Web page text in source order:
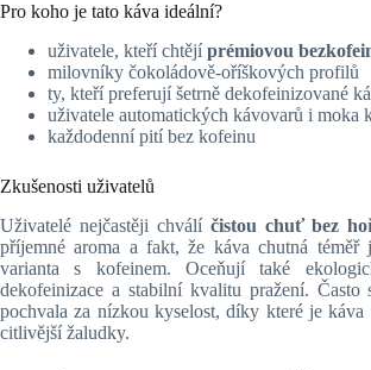
Pro koho je tato káva ideální?
uživatele, kteří chtějíprémiovou
milovníky čokoládově‑oříškových profilů
ty, kteří preferují šetrně dekofeinizované
uživatele automatických kávovarů i moka
každodenní pití bez kofeinu
Zkušenosti uživatelů
Uživatelé nejčastěji chválí čistou chuť bez
příjemné aroma a fakt, že káva chutná téměř
varianta s kofeinem. Oceňují také
dekofeinizace a stabilní kvalitu pražení. Často
pochvala za nízkou kyselost, díky které je
citlivější žaludky.